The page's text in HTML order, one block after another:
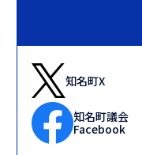
知名町X
知名町議会
Facebook